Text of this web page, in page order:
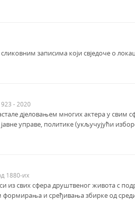
записима који свједоче о
- 2020
дјеловањем многих актера у свим
управе, политике (укључујући
1880-их
из свих сфера друштвеног живота с
формирања и сређивања збирке од